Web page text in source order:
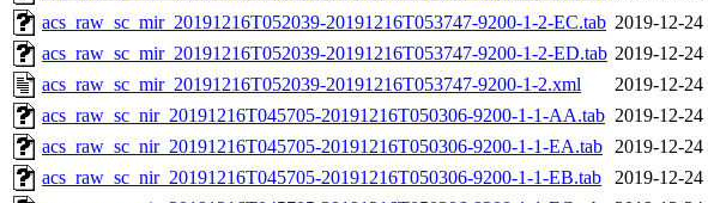
acs_raw_sc_mir_20191216T052039-20191216T053747-9200-1-2-EC.tab 2019-12-24
acs_raw_sc_mir_20191216T052039-20191216T053747-9200-1-2-ED.tab 2019-12-24
acs_raw_sc_mir_20191216T052039-20191216T053747-9200-1-2.xml
2019-12-24
acs_raw_sc_nir_20191216T045705-20191216T050306-9200-1-1-AA.tab 2019-12-24
acs_raw_sc_nir_20191216T045705-20191216T050306-9200-1-1-EA.tab 2019-12-24
acs_raw_sc_nir_20191216T045705-20191216T050306-9200-1-1-EB.tab
2019-12-24